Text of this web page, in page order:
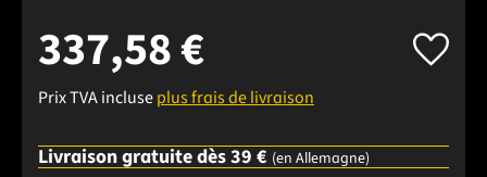
337,58 €
Prix TVA incluseplus frais de livraison
Livraison gratuite dès 39 € (en Allemagne)